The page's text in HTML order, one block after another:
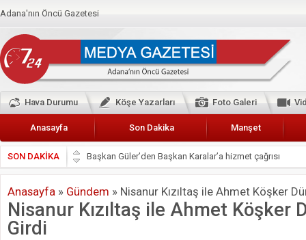
Adana'nın Öncü Gazetesi
Hava Durumu Köşe Yazarları Foto Galeri
Anasayfa Son Dakika Manşet
SON DAKİKA
Başkan Güler’den Başkan Karalar’a hizmet çağrısı
Lokantacılar ve Kebapçılar Esnaf Odası Başkanı Şefik
Hak-İş Abdurrahman Yücel
HDP İL BİNASININ ÖNÜNDE ANNELER TARİH
Anasayfa » Gündem » Nisanur Kızıltaş ile Ahmet Köşker
Nisanur Kızıltaş ile Ahmet Köşker
Girdi